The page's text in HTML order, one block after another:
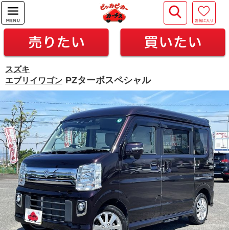
スズキ
エブリイワゴン PZターボスペシャル